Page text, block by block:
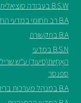
ספריה
משרתי
מילואים
וכוחות
הביטחון
–
B.S.W בעבודה סוציאלית
B.A רב תחומי במדעי החברה
B.A בתקשורת
B.S.N במדעי
האֲחָיוּת(סיעוד) ע"ש שריל
ספנסר
B.A במנהל מערכות בריאות